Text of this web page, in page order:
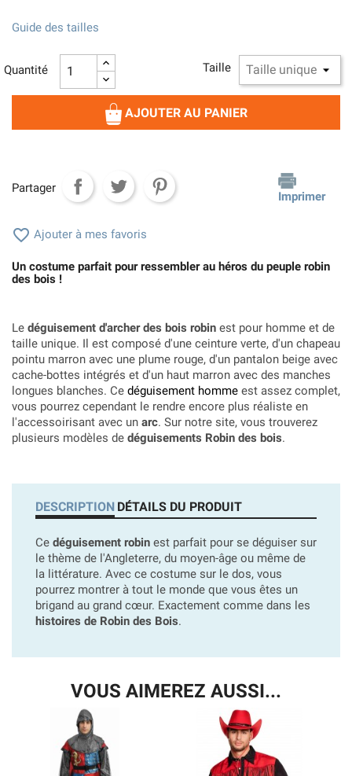
Taille
Guide des tailles
Quantité
AJOUTER AU PANIER
Partager
Imprimer
 Ajouter à mes favoris
Un costume parfait pour ressembler au héros du peuple robin
des bois !
Le déguisement d'archer des bois robin est pour homme et de
taille unique. Il est composé d'une ceinture verte, d'un chapeau
pointu marron avec une plume rouge, d'un pantalon beige avec
cache-bottes intégrés et d'un haut marron avec des manches
longues blanches. Ce déguisement homme est assez complet,
vous pourrez cependant le rendre encore plus réaliste en
l'accessoirisant avec un arc. Sur notre site, vous trouverez
plusieurs modèles de déguisements Robin des bois.
DESCRIPTION DÉTAILS DU PRODUIT
Ce déguisement robin est parfait pour se déguiser sur
le thème de l'Angleterre, du moyen-âge ou même de
la littérature. Avec ce costume sur le dos, vous
pourrez montrer à tout le monde que vous êtes un
brigand au grand cœur. Exactement comme dans les
histoires de Robin des Bois.
VOUS AIMEREZ AUSSI...